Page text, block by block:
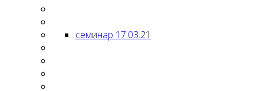
семинар 17.03.21